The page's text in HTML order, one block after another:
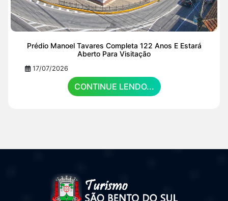
Prédio Manoel Tavares Completa 122 Anos E Estará
Aberto Para Visitação
17/07/2026
CONTINUE LENDO...